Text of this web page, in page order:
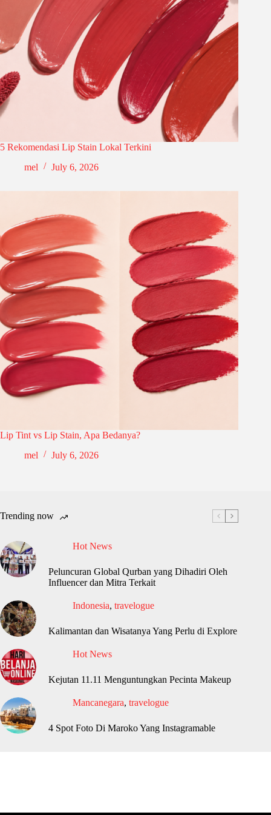
5 Rekomendasi Lip Stain Lokal Terkini
mel
July 6, 2026
Lip Tint vs Lip Stain, Apa Bedanya?
mel
July 6, 2026
Trending now
Hot News
Peluncuran Global Qurban yang Dihadiri Oleh
Influencer dan Mitra Terkait
Indonesia, travelogue
Kalimantan dan Wisatanya Yang Perlu di Explore
Hot News
Kejutan 11.11 Menguntungkan Pecinta Makeup
Mancanegara, travelogue
4 Spot Foto Di Maroko Yang Instagramable